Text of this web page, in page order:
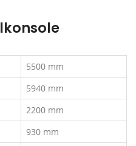
5500 mm
5940 mm
2200 mm
930 mm